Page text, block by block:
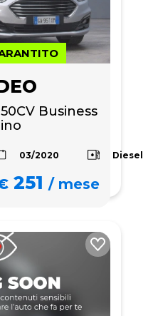
Business
03/2020 Diesel
251 /mese